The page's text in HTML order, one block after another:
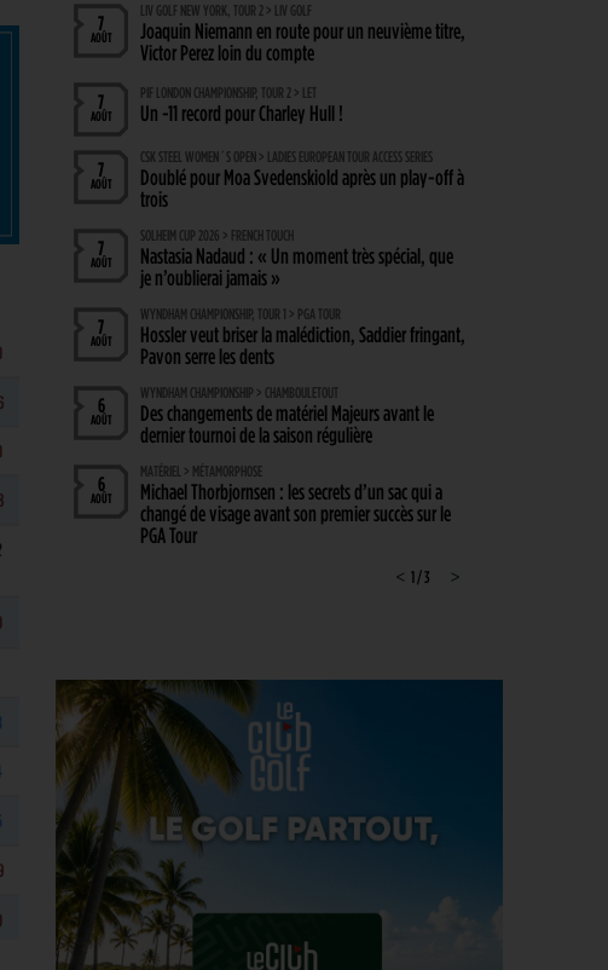
7
AOÛT
LIV GOLF NEW YORK, TOUR 2 > LIV GOLF
Joaquin Niemann en route pour un neuvième titre,
Victor Perez loin du compte
7
AOÛT
PIF LONDON CHAMPIONSHIP, TOUR 2 > LET
Un -11 record pour Charley Hull !
7
AOÛT
CSK STEEL WOMEN´S OPEN > LADIES EUROPEAN TOUR ACCESS SERIES
Doublé pour Moa Svedenskiold après un play-off à
trois
7
AOÛT
SOLHEIM CUP 2026 > FRENCH TOUCH
Nastasia Nadaud : « Un moment très spécial, que
je n’oublierai jamais »
7
AOÛT
WYNDHAM CHAMPIONSHIP, TOUR 1 > PGA TOUR
Hossler veut briser la malédiction, Saddier fringant,
Pavon serre les dents
6
AOÛT
WYNDHAM CHAMPIONSHIP > CHAMBOULETOUT
Des changements de matériel Majeurs avant le
dernier tournoi de la saison régulière
6
AOÛT
MATÉRIEL > MÉTAMORPHOSE
Michael Thorbjornsen : les secrets d’un sac qui a
changé de visage avant son premier succès sur le
PGA Tour
statut de tournoi XXL
DP WORLD TOUR > PLATEAU DE RÊVE
De nombreuses stars annoncées à l’Irish Open
AOÛT
ENTRAÎNEMENT > ON M(&M)
Vidéo : un jeu pour égayer les entraînements de
vos enfants
AOÛT
LIV GOLF > NOUVELLE ÈRE
Le boss du LIV Golf confirme un accord de 250
millions de dollars avec un investisseur dont le
nom reste… secret !
PGA TOUR > CHAMPIONSHIP SERIES 2028
< >
1 / 3